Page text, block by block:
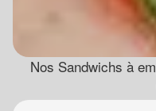
Nos Sandwichs à